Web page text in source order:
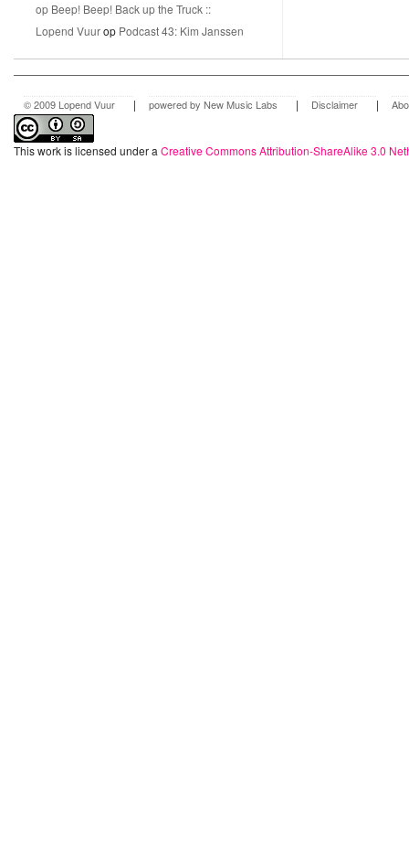
op Beep! Beep! Back up the Truck ::
Lopend Vuurop Podcast 43: Kim Janssen
© 2009 Lopend Vuur | powered by New Music Labs | Disclaimer |
This work is licensed under a Creative Commons Attribution-ShareAlike 3.0